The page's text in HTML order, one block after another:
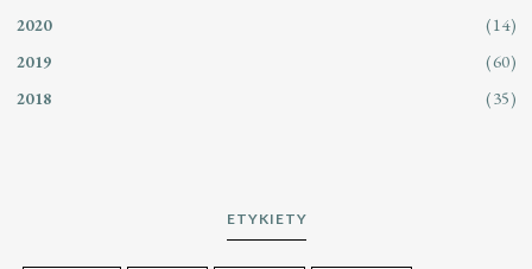
2020 (14)
2019 (60)
2018 (35)
ETYKIETY